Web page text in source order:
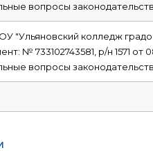
вопросы
"Ульяновский колледж
№ 733102743581, р/н 1571 от
вопросы